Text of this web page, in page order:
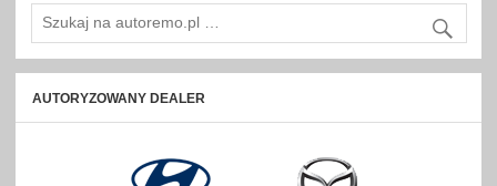
AUTORYZOWANY DEALER